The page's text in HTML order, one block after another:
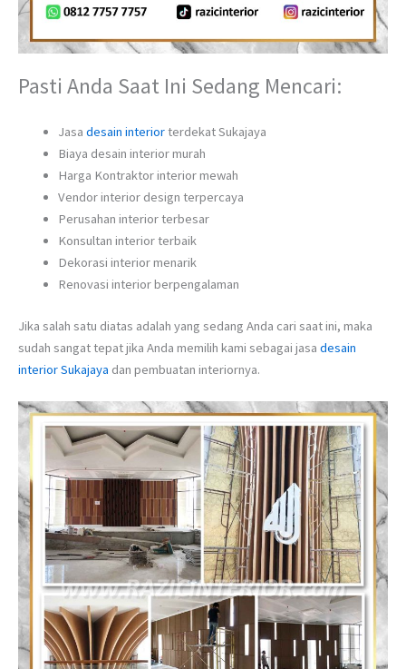
Pasti Anda Saat Ini Sedang Mencari:
Jasa desain interiorterdekat Sukajaya
Biaya desain interior murah
Harga Kontraktor interior mewah
Vendor interior design terpercaya
Perusahan interior terbesar
Konsultan interior terbaik
Dekorasi interior menarik
Renovasi interior berpengalaman
Jika salah satu diatas adalah yang sedang Anda cari saat ini, maka
sudah sangat tepat jika Anda memilih kami sebagai jasa desain
interior Sukajaya dan pembuatan interiornya.